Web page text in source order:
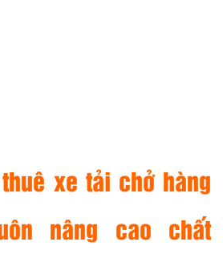
xe tải chở hàng
nâng cao chất